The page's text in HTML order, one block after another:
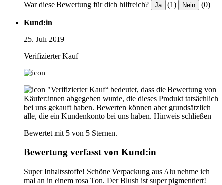
War diese Bewertung für dich hilfreich? Ja (1) Nein (0)
Kund:in
25. Juli 2019
Verifizierter Kauf
"Verifizierter Kauf“ bedeutet, dass die Bewertung von
Käufer:innen abgegeben wurde, die dieses Produkt tatsächlich
bei uns gekauft haben. Bewerten können aber grundsätzlich
alle, die ein Kundenkonto bei uns haben. Hinweis schließen
Bewertet mit 5 von 5 Sternen.
Bewertung verfasst von Kund:in
Super Inhaltsstoffe! Schöne Verpackung aus Alu nehme ich
mal an in einem rosa Ton. Der Blush ist super pigmentiert!